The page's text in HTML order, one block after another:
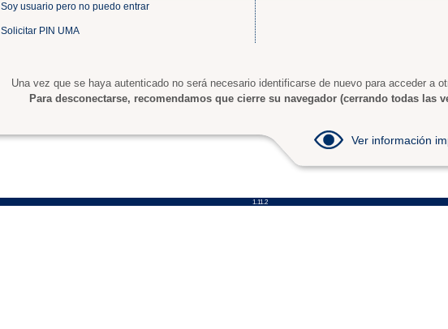
Soy usuario pero no puedo entrar
Solicitar PIN UMA
Una vez que se haya autenticado no será necesario identificarse de nuevo para acceder a
Para desconectarse, recomendamos que cierre su navegador (cerrando todas las
Ver información
1.11.2